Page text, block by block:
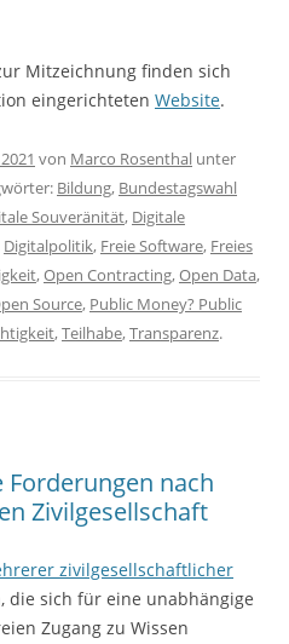
Mitzeichnung finden sich
eingerichteten Website.
von Marco Rosenthal unter
Bildung, Bundestagswahl
Souveränität, Digitale
Digitalpolitik, Freie Software, Freies
,Open Contracting,Open Data,
Source, Public Money? Public
,Teilhabe,Transparenz.
nach
Zivilgesellschaft
zivilgesellschaftlicher
die sich für eine unabhängige
Zugang zu Wissen